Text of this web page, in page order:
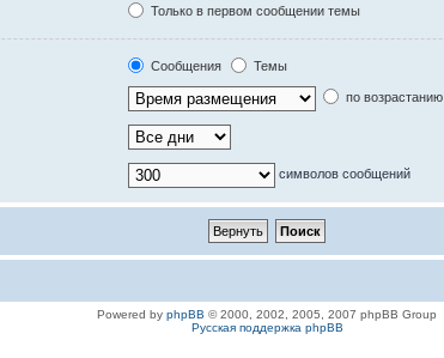
Только в первом сообщении темы
Сообщения
Темы
по возрастанию
символов сообщений
Powered by phpBB © 2000, 2002, 2005, 2007 phpBB Group
Русская поддержка phpBB